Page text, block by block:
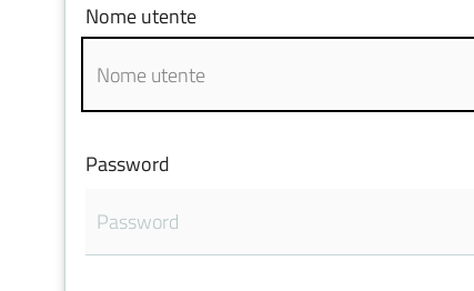
Nome utente
Password